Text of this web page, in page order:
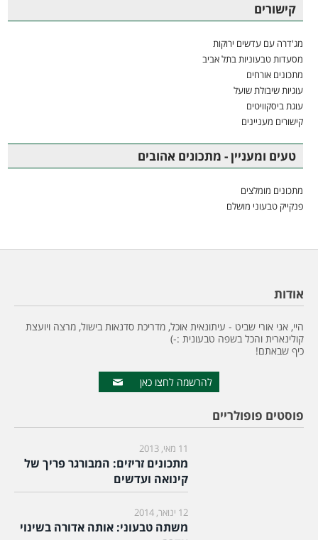
קישורים
מג'דרה עם עדשים ירוקות
מסעדות טבעוניות בתל אביב
מתכונים אורחים
עוגיות שיבולת שועל
עוגת ביסקוויטים
קישורים מעניינים
טעים ומעניין - מתכונים אהובים
מתכונים מומלצים
פנקייק טבעוני מושלם
אודות
היי, אני אורי שביט - עיתונאית אוכל, מדריכת סדנאות בישול, מרצה ויועצת
קולינארית והכל בשפה טבעונית :-)
כיף שבאתם!
להרשמה לחצו כאן
פוסטים פופולריים
11 מאי, 2013
מתכונים זריזים: המבורגר פריך של
קינואה ועדשים
12 ינואר, 2014
משתה טבעוני: אותה אדורה בשינוי